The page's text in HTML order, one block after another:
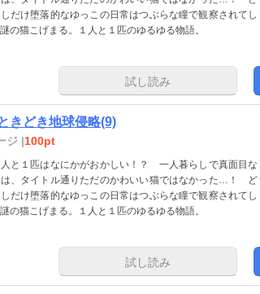
だけ堕落的なゆっこの日常はつぶらな瞳で観察されて
の猫こげまる。１人と１匹のゆるゆる物語。
試し読み
きどき地球侵略(9)
ジ |100pt
人と１匹はなにかがおかしい！？ 一人暮らしで真面目
、タイトル通りただのかわいい猫ではなかった…！ ど
だけ堕落的なゆっこの日常はつぶらな瞳で観察されて
の猫こげまる。１人と１匹のゆるゆる物語。
試し読み